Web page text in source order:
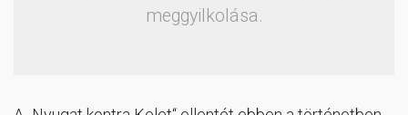
meggyilkolása.